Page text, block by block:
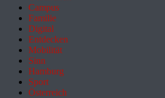
Campus
Familie
Digital
Entdecken
Mobilität
Sinn
Hamburg
Sport
Österreich